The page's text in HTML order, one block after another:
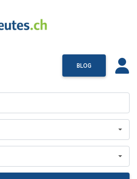
BLOG